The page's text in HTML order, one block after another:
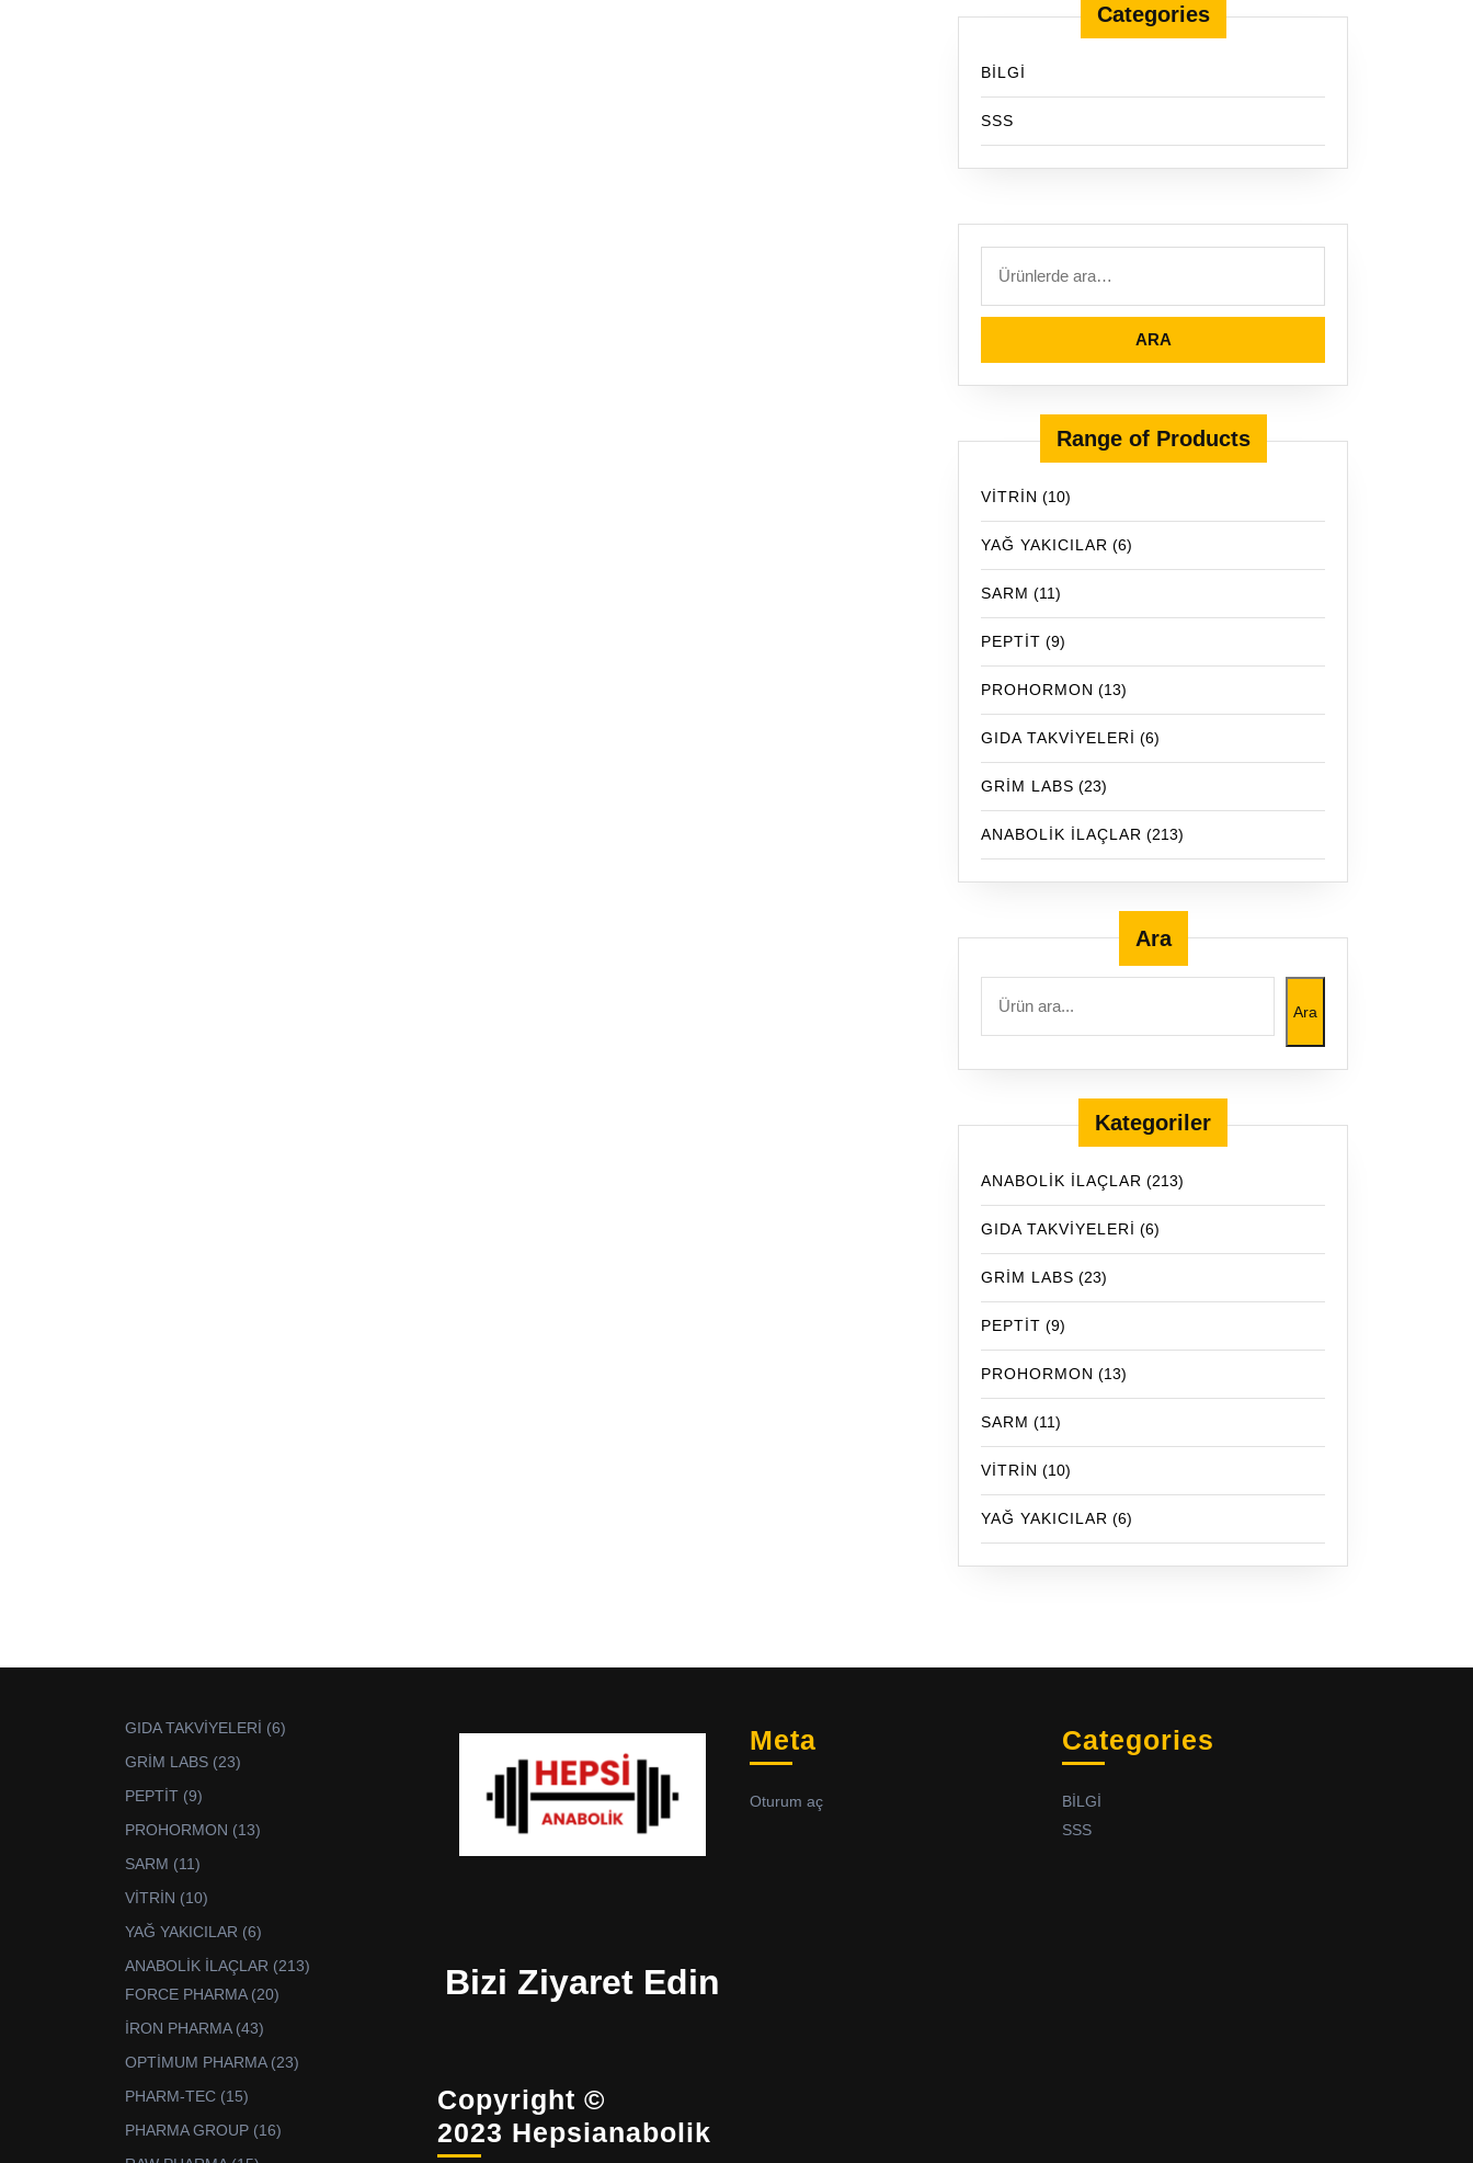
Categories
BİLGİ
SSS
ARA
Range of Products
VİTRİN (10)
YAĞ YAKICILAR (6)
SARM (11)
PEPTİT (9)
PROHORMON (13)
GIDA TAKVİYELERİ (6)
GRİM LABS (23)
ANABOLİK İLAÇLAR (213)
Ara
Ara
Kategoriler
ANABOLİK İLAÇLAR (213)
GIDA TAKVİYELERİ (6)
GRİM LABS (23)
PEPTİT (9)
PROHORMON (13)
SARM (11)
VİTRİN (10)
YAĞ YAKICILAR (6)
GIDA TAKVİYELERİ 66
GRİM LABS 2323
PEPTİT 99
PROHORMON 1313
SARM 1111
VİTRİN 1010
YAĞ YAKICILAR 66
ANABOLİK İLAÇLAR 213213
FORCE PHARMA 2020
İRON PHARMA 4343
OPTİMUM PHARMA 2323
PHARM-TEC 1515
PHARMA GROUP 1616
Bizi Ziyaret Edin
Copyright ©
2023 Hepsianabolik
Meta
Oturum aç
Categories
BİLGİ
SSS